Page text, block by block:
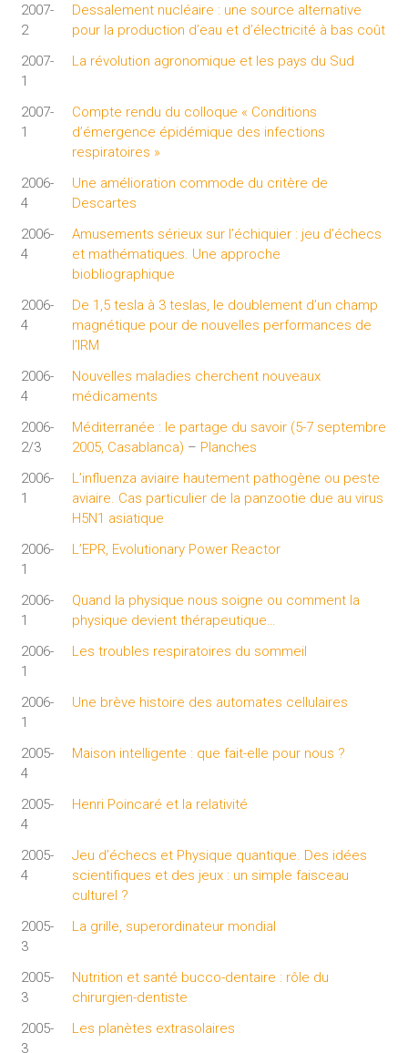
2007-
2
Dessalement nucléaire : une source alternative
pour la production d’eau et d’électricité à bas coût
2007-
1
La révolution agronomique et les pays du Sud
2007-
1
Compte rendu du colloque « Conditions
d’émergence épidémique des infections
respiratoires »
2006-
4
Une amélioration commode du critère de
Descartes
2006-
4
Amusements sérieux sur l’échiquier : jeu d’échecs
et mathématiques. Une approche
biobliographique
2006-
4
De 1,5 tesla à 3 teslas, le doublement d’un champ
magnétique pour de nouvelles performances de
l’IRM
2006-
4
Nouvelles maladies cherchent nouveaux
médicaments
2006-
2/3
Méditerranée : le partage du savoir (5-7 septembre
2005, Casablanca) – Planches
2006-
1
L’influenza aviaire hautement pathogène ou peste
aviaire. Cas particulier de la panzootie due au virus
H5N1 asiatique
2006-
1
L’EPR, Evolutionary Power Reactor
2006-
1
Quand la physique nous soigne ou comment la
physique devient thérapeutique…
2006-
1
Les troubles respiratoires du sommeil
2006-
1
Une brève histoire des automates cellulaires
2005-
4
Maison intelligente : que fait-elle pour nous ?
2005-
4
Henri Poincaré et la relativité
2005-
4
Jeu d’échecs et Physique quantique. Des idées
scientifiques et des jeux : un simple faisceau
culturel ?
2005-
3
La grille, superordinateur mondial
2005-
3
Nutrition et santé bucco-dentaire : rôle du
chirurgien-dentiste
2005-
3
Les planètes extrasolaires